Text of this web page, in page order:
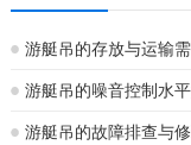
游艇吊的噪音控制水
游艇吊的故障排查与